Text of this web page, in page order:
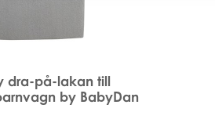
dra-på-lakan till
by BabyDan